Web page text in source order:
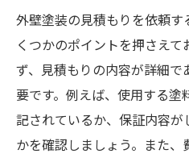
外壁塗装の見積もりを依頼
くつかのポイントを押さえ
ず、見積もりの内容が詳細
要です。例えば、使用する
記されているか、保証内容
かを確認しましょう。また